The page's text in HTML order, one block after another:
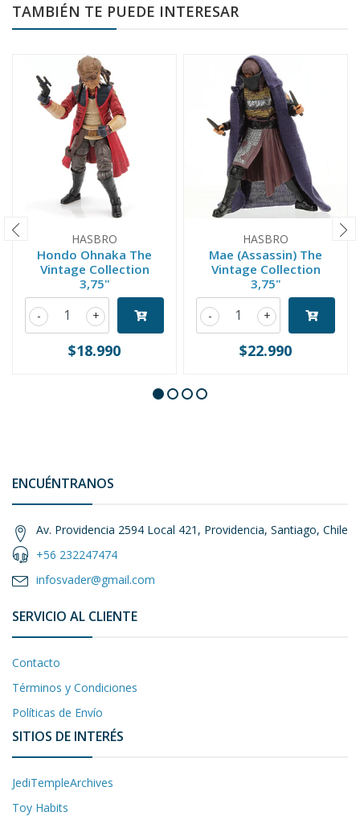
TAMBIÉN TE PUEDE INTERESAR
HASBRO
Hondo Ohnaka The
Vintage Collection
3,75"
+
-
$18.990
HASBRO
Mae (Assassin) The
Vintage Collection
3,75"
+
-
$22.990
ENCUÉNTRANOS
Av. Providencia 2594 Local 421, Providencia, Santiago, Chile
+56 232247474
infosvader@gmail.com
SERVICIO AL CLIENTE
Contacto
Términos y Condiciones
Políticas de Envío
SITIOS DE INTERÉS
JediTempleArchives
Toy Habits